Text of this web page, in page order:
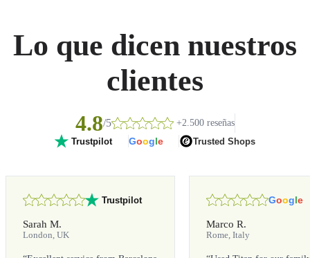
Lo que dicen nuestros
clientes
4.8/5 +2.500 reseñas
Trustpilot Google Trusted Shops
Trustpilot
Sarah M.
London, UK
Google
Marco R.
Rome, Italy